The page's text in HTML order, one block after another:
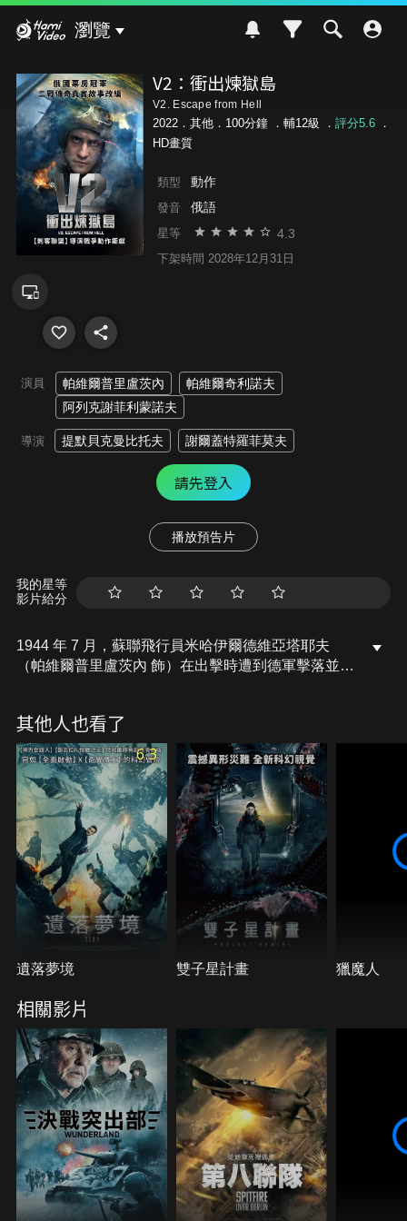
瀏覽
V2：衝出煉獄島
V2. Escape from Hell
2022．其他．100分鐘 ． 輔12級 ． 評分5.6．
HD畫質
類型 動作
發音 俄語
星等 4.3
下架時間 2028年12月31日
演員 帕維爾普里盧茨內
帕維爾奇利諾夫
阿列克謝菲利蒙諾夫
導演 提默貝克曼比托夫 謝爾蓋特羅菲莫夫
請先登入
播放預告片
我的星等
影片給分
1944 年 7 月，蘇聯飛行員米哈伊爾德維亞塔耶夫
（帕維爾普里盧茨內 飾）在出擊時遭到德軍擊落並遭
島，而這裡也是希特勒開發秘密武器「V2火箭」的地
方……。
其他人也看了
6.3
遺落夢境 雙子星計畫 獵魔人
相關影片